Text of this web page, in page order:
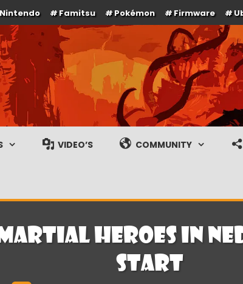
Nintendo Famitsu Pokémon Firmware
en gameplay streams
VIDEO’S COMMUNITY
Martial Heroes in
start